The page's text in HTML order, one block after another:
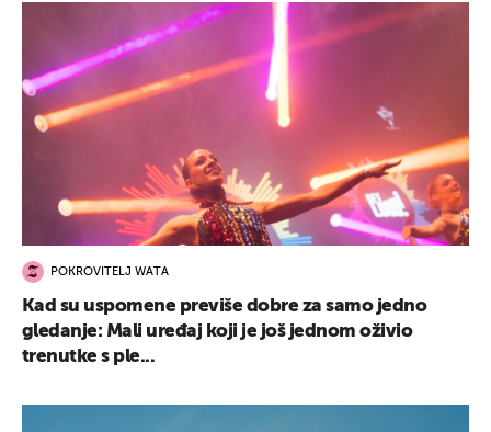
POKROVITELJ WATA
Kad su uspomene previše dobre za samo jedno
gledanje: Mali uređaj koji je još jednom oživio
trenutke s ple...